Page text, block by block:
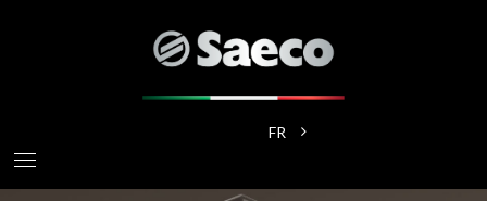
FR Lister les actions